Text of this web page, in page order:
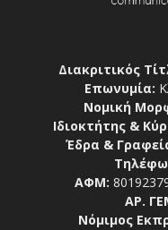
Διακριτικός
Επωνυμία:
Νομική
Ιδιοκτήτης &
Έδρα &
ΑΦΜ:
ΑΡ.
Νόμιμος